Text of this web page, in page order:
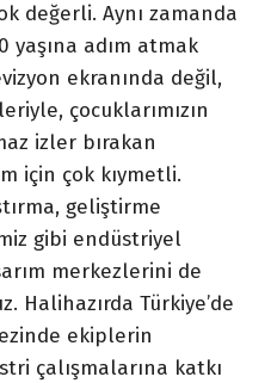
değerli. Aynı zamanda
yaşına adım atmak
ekranında değil,
çocuklarımızın
izler bırakan
için çok kıymetli.
geliştirme
gibi endüstriyel
merkezlerini de
Halihazırda Türkiye’de
ekiplerin
çalışmalarına katkı